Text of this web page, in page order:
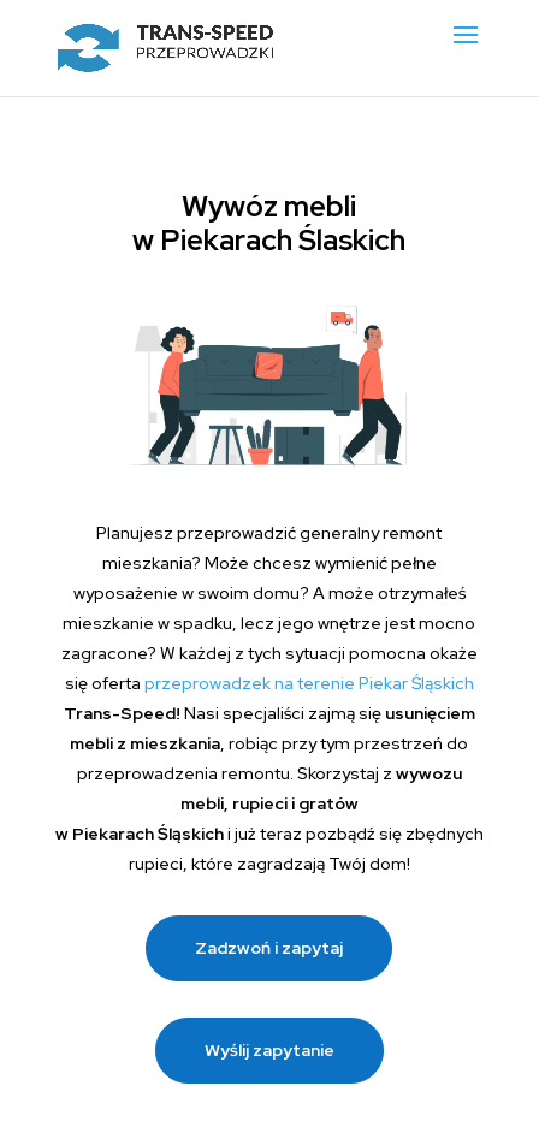
Wywóz mebli
w Piekarach Ślaskich
Planujesz przeprowadzić generalny remont
mieszkania? Może chcesz wymienić pełne
wyposażenie w swoim domu? A może otrzymałeś
mieszkanie w spadku, lecz jego wnętrze jest mocno
zagracone? W każdej z tych sytuacji pomocna okaże
się oferta przeprowadzek na terenie Piekar Śląskich
Trans-Speed! Nasi specjaliści zajmą się usunięciem
mebli z mieszkania, robiąc przy tym przestrzeń do
przeprowadzenia remontu. Skorzystaj z wywozu
mebli, rupieci i gratów
w Piekarach Śląskichi już teraz pozbądź się zbędnych
rupieci, które zagradzają Twój dom!
Zadzwoń i zapytaj
Wyślij zapytanie